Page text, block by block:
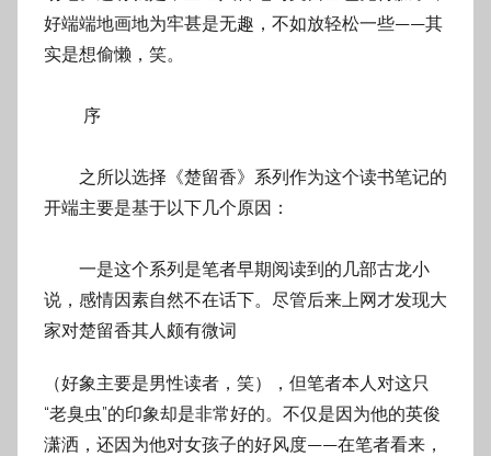
好端端地画地为牢甚是无趣，不如放轻松一些——其
实是想偷懒，笑。
序
之所以选择《楚留香》系列作为这个读书笔记的
开端主要是基于以下几个原因：
一是这个系列是笔者早期阅读到的几部古龙小
说，感情因素自然不在话下。尽管后来上网才发现大
家对楚留香其人颇有微词
（好象主要是男性读者，笑），但笔者本人对这只
“老臭虫”的印象却是非常好的。不仅是因为他的英俊
潇洒，还因为他对女孩子的好风度——在笔者看来，